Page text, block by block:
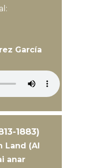
García
1883)
Land (Al
anar